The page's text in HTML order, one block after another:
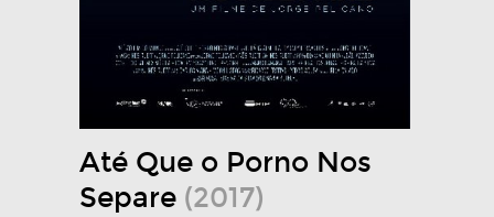
Até Que o Porno Nos
Separe (2017)